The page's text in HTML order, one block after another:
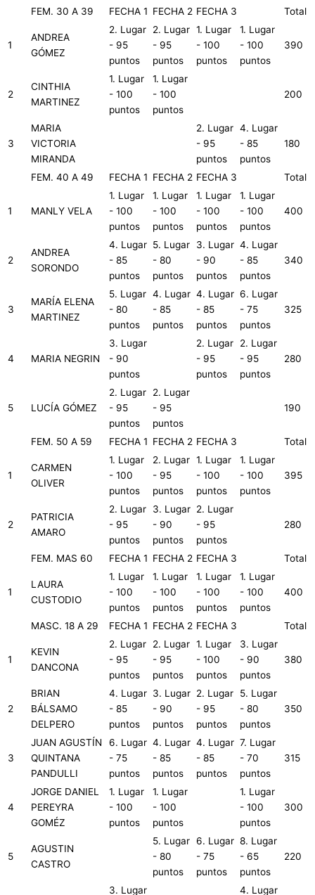
FEM. 30 A 39 FECHA 1 FECHA 2 FECHA 3 Total
1
ANDREA
GÓMEZ
2. Lugar
- 95
puntos
2. Lugar
- 95
puntos
1. Lugar
- 100
puntos
1. Lugar
- 100
puntos
390
2
CINTHIA
MARTINEZ
1. Lugar
- 100
puntos
1. Lugar
- 100
puntos
200
3
MARIA
VICTORIA
MIRANDA
2. Lugar
- 95
puntos
4. Lugar
- 85
puntos
180
FEM. 40 A 49 FECHA 1 FECHA 2 FECHA 3 Total
1 MANLY VELA
1. Lugar
- 100
puntos
1. Lugar
- 100
puntos
1. Lugar
- 100
puntos
1. Lugar
- 100
puntos
400
2
ANDREA
SORONDO
4. Lugar
- 85
puntos
5. Lugar
- 80
puntos
3. Lugar
- 90
puntos
4. Lugar
- 85
puntos
340
3
MARÍA ELENA
MARTINEZ
5. Lugar
- 80
puntos
4. Lugar
- 85
puntos
4. Lugar
- 85
puntos
6. Lugar
- 75
puntos
325
4 MARIA NEGRIN
3. Lugar
- 90
puntos
2. Lugar
- 95
puntos
2. Lugar
- 95
puntos
280
5 LUCÍA GÓMEZ
2. Lugar
- 95
puntos
2. Lugar
- 95
puntos
190
FEM. 50 A 59 FECHA 1 FECHA 2 FECHA 3 Total
1
CARMEN
OLIVER
1. Lugar
- 100
puntos
2. Lugar
- 95
puntos
1. Lugar
- 100
puntos
1. Lugar
- 100
puntos
395
2
PATRICIA
AMARO
2. Lugar
- 95
puntos
3. Lugar
- 90
puntos
2. Lugar
- 95
puntos
280
FEM. MAS 60 FECHA 1 FECHA 2 FECHA 3 Total
1
LAURA
CUSTODIO
1. Lugar
- 100
puntos
1. Lugar
- 100
puntos
1. Lugar
- 100
puntos
1. Lugar
- 100
puntos
400
MASC. 18 A 29 FECHA 1 FECHA 2 FECHA 3 Total
1
KEVIN
DANCONA
2. Lugar
- 95
puntos
2. Lugar
- 95
puntos
1. Lugar
- 100
puntos
3. Lugar
- 90
puntos
380
2
BRIAN
BÁLSAMO
DELPERO
4. Lugar
- 85
puntos
3. Lugar
- 90
puntos
2. Lugar
- 95
puntos
5. Lugar
- 80
puntos
350
3
JUAN AGUSTÍN
QUINTANA
PANDULLI
6. Lugar
- 75
puntos
4. Lugar
- 85
puntos
4. Lugar
- 85
puntos
7. Lugar
- 70
puntos
315
4
JORGE DANIEL
PEREYRA
GOMÉZ
1. Lugar
- 100
puntos
1. Lugar
- 100
puntos
1. Lugar
- 100
puntos
300
5
AGUSTIN
CASTRO
5. Lugar
- 80
puntos
6. Lugar
- 75
puntos
8. Lugar
- 65
puntos
220
3. Lugar 4. Lugar